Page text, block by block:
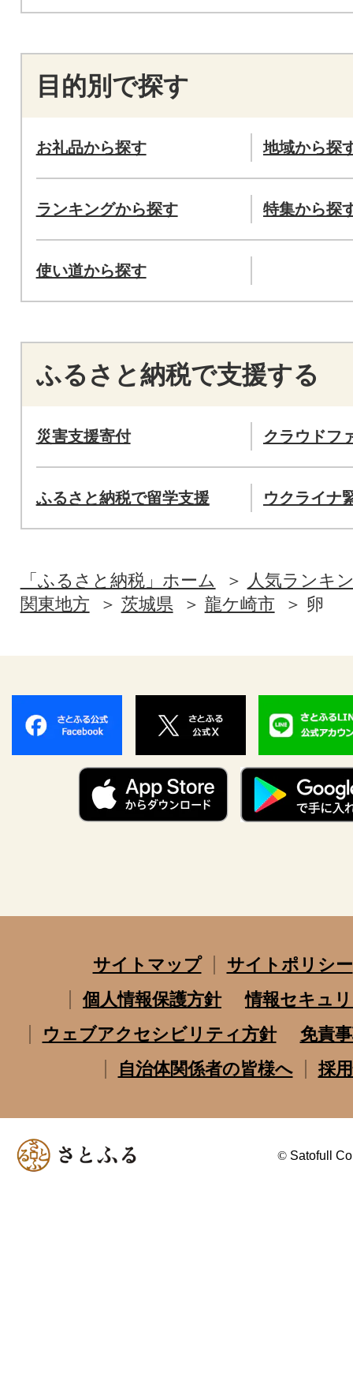
目的別で探す
お礼品から探す 地域から探
ランキングから探す 特集から探
使い道から探す
ふるさと納税で支援する
災害支援寄付 クラウドフ
ふるさと納税で留学支援 ウクライナ
「ふるさと納税」ホーム
人気ランキ
関東地方
茨城県 龍ケ崎市 卵
サイトマップ
サイトポリシー
個人情報保護方針
情報セキュ
ウェブアクセシビリティ方針
免責
自治体関係者の皆様へ
採
© Satofull